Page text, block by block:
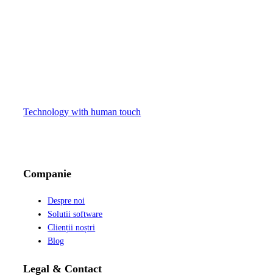
Technology with human touch
Companie
Despre noi
Solutii software
Clienții noștri
Blog
Legal & Contact